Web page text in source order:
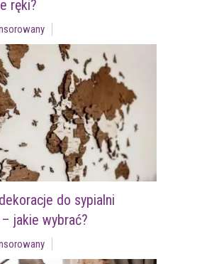
ręki?
do sypialni
jakie wybrać?